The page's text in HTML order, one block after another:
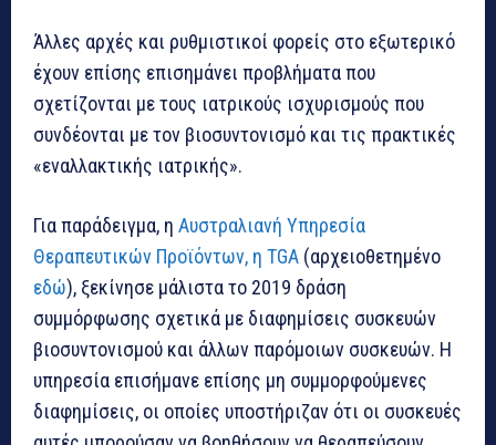
Άλλες αρχές και ρυθμιστικοί φορείς στο εξωτερικό
έχουν επίσης επισημάνει προβλήματα που
σχετίζονται με τους ιατρικούς ισχυρισμούς που
συνδέονται με τον βιοσυντονισμό και τις πρακτικές
«εναλλακτικής ιατρικής».
Για παράδειγμα, η Αυστραλιανή Υπηρεσία
Θεραπευτικών Προϊόντων, η TGA (αρχειοθετημένο
εδώ), ξεκίνησε μάλιστα το 2019 δράση
συμμόρφωσης σχετικά με διαφημίσεις συσκευών
βιοσυντονισμού και άλλων παρόμοιων συσκευών. Η
υπηρεσία επισήμανε επίσης μη συμμορφούμενες
διαφημίσεις, οι οποίες υποστήριζαν ότι οι συσκευές